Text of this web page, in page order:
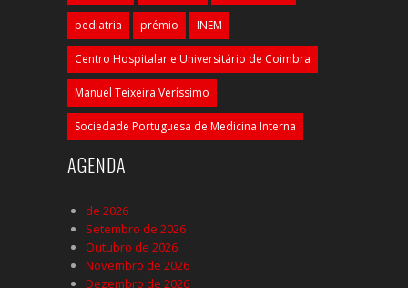
pediatria prémio INEM
Centro Hospitalar e Universitário de Coimbra
Manuel Teixeira Veríssimo
Sociedade Portuguesa de Medicina Interna
AGENDA
de 2026
Setembro de 2026
Outubro de 2026
Novembro de 2026
Dezembro de 2026